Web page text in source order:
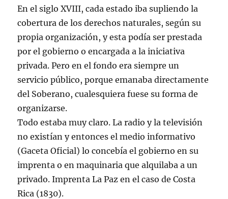
En el siglo XVIII, cada estado iba supliendo la
cobertura de los derechos naturales, según su
propia organización, y esta podía ser prestada
por el gobierno o encargada a la iniciativa
privada. Pero en el fondo era siempre un
servicio público, porque emanaba directamente
del Soberano, cualesquiera fuese su forma de
organizarse.
Todo estaba muy claro. La radio y la televisión
no existían y entonces el medio informativo
(Gaceta Oficial) lo concebía el gobierno en su
imprenta o en maquinaria que alquilaba a un
privado. Imprenta La Paz en el caso de Costa
Rica (1830).